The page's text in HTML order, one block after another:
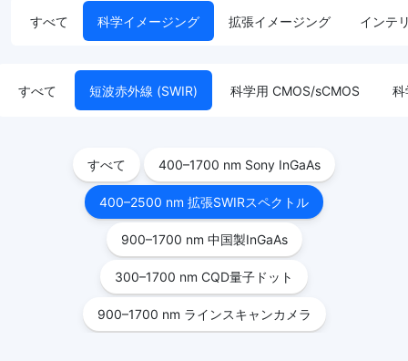
すべて 科学イメージング 拡張イメージング インテ
すべて 短波赤外線 (SWIR) 科学用 CMOS/sCMOS 科
すべて 400–1700 nm Sony InGaAs
400–2500 nm 拡張SWIRスペクトル
900–1700 nm 中国製InGaAs
300–1700 nm CQD量子ドット
900–1700 nm ラインスキャンカメラ